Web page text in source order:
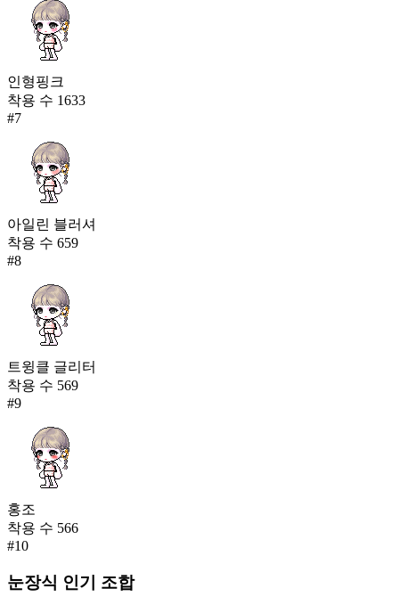
인형핑크
착용 수 1633
#7
아일린 블러셔
착용 수 659
#8
트윙클 글리터
착용 수 569
#9
홍조
착용 수 566
#10
눈장식 인기 조합